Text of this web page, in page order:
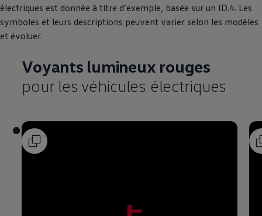
électriques est donnée à titre d’exemple, basée sur un ID.4. Les
symboles et leurs descriptions peuvent varier selon les modèles
et évoluer.
Voyants lumineux rouges
pour les véhicules électriques